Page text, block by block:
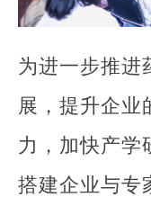
为进一步推进
展，提升企业
力，加快产学
搭建企业与专